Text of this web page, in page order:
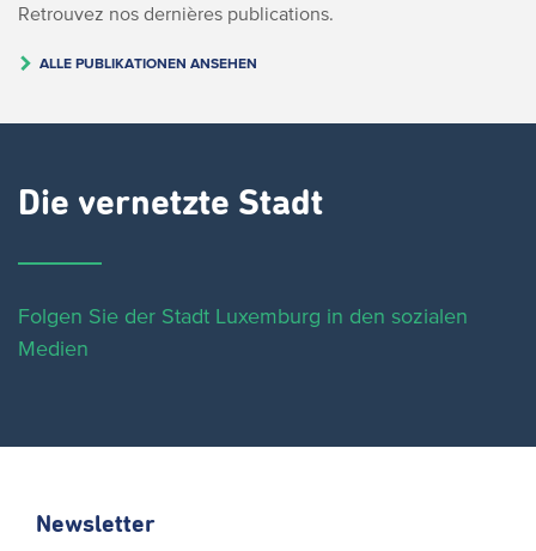
Retrouvez nos dernières publications.
ALLE PUBLIKATIONEN ANSEHEN
Die vernetzte Stadt
Folgen Sie der Stadt Luxemburg in den sozialen
Medien
Newsletter